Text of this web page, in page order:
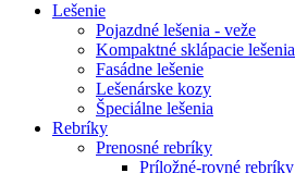
Lešenie
Pojazdné lešenia - veže
Kompaktné sklápacie lešenia
Fasádne lešenie
Lešenárske kozy
Špeciálne lešenia
Rebríky
Prenosné rebríky
Príložné-rovné rebríky